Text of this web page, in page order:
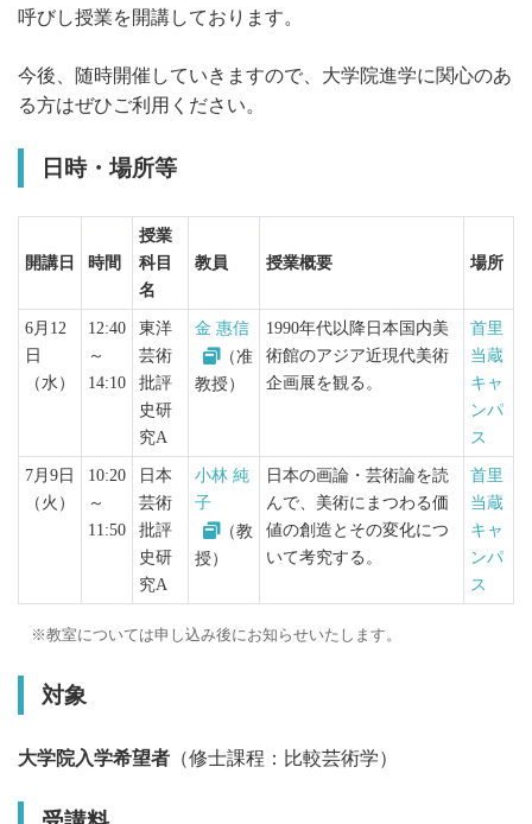
呼びし授業を開講しております。
今後、随時開催していきますので、大学院進学に関心のあ
る方はぜひご利用ください。
日時・場所等
開講日 時間
授業
科目
名
教員 授業概要 場所
6月12
日
（水）
12:40
～
14:10
東洋
芸術
批評
史研
究A
金 惠信
（准
教授）
1990年代以降日本国内美
術館のアジア近現代美術
企画展を観る。
首里
当蔵
キャ
ンパ
ス
7月9日
（火）
10:20
～
11:50
日本
芸術
批評
史研
究A
小林 純
子
（教
授）
日本の画論・芸術論を読
んで、美術にまつわる価
値の創造とその変化につ
いて考究する。
首里
当蔵
キャ
ンパ
ス
教室については申し込み後にお知らせいたします。
対象
大学院入学希望者 （修士課程：比較芸術学）